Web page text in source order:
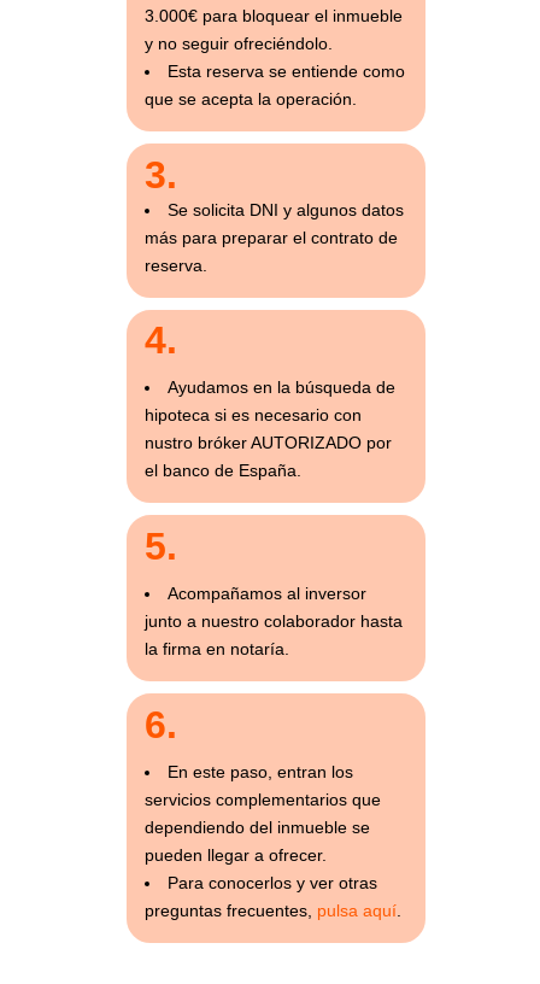
3.000€ para bloquear el inmueble
y no seguir ofreciéndolo.
Esta reserva se entiende como
que se acepta la operación.
3.
Se solicita DNI y algunos datos
más para preparar el contrato de
reserva.
4.
Ayudamos en la búsqueda de
hipoteca si es necesario con
nustro bróker AUTORIZADO por
el banco de España.
5.
Acompañamos al inversor
junto a nuestro colaborador hasta
la firma en notaría.
6.
En este paso, entran los
servicios complementarios que
dependiendo del inmueble se
pueden llegar a ofrecer.
Para conocerlos y ver otras
preguntas frecuentes, pulsa aquí.